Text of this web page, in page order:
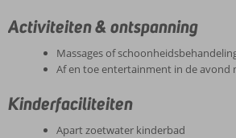
Activiteiten & ontspanning
Massages of
Af en toe entertainment in de avond
Kinderfaciliteiten
Apart zoetwater kinderbad